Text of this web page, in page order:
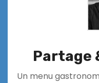
Partage
Un menu